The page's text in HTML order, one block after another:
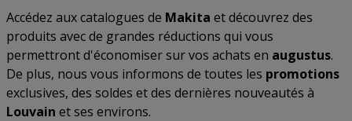
Accédez aux catalogues de Makita et découvrez des
produits avec de grandes réductions qui vous
permettront d'économiser sur vos achats en augustus.
De plus, nous vous informons de toutes les promotions
exclusives, des soldes et des dernières nouveautés à
Louvain et ses environs.